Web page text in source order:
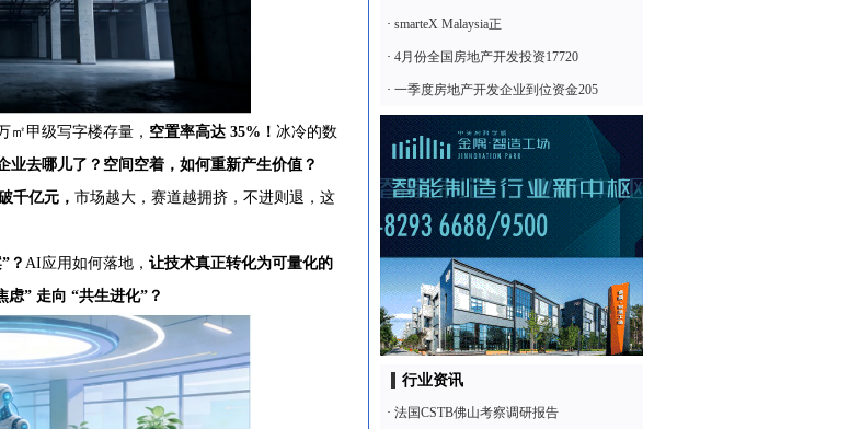
㎡甲级写字楼存量， 空置率高达 35%！ 冰冷的数
业去哪儿了？空间空着，如何重新产生价值？
千亿元， 市场越大，赛道越拥挤，不进则退，这
？ AI应用如何落地， 让技术真正转化为可量化的
” 走向 “共生进化”？
· smarteX Malaysia正
· 4月份全国房地产开发投资17720
· 一季度房地产开发企业到位资金205
行业资讯
· 法国CSTB佛山考察调研报告